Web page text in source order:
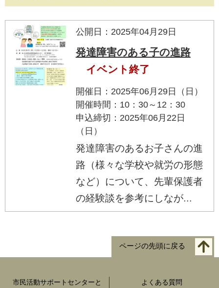
公開日：2025年04月29日
発達障害のある子の進路
イベント終了
開催日：2025年06月29日（日）
開催時間：10：30～12：30
申込締切：2025年06月22日
（日）
発達障害のあるお子さんの進
路（様々な学校や就労の形態
など）について、先輩保護者
の経験談を参考にしなが...
ページの先頭に戻る
市民活動サポートセンターと
よくある質問